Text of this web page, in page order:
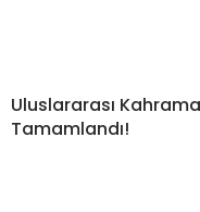
Uluslararası
Tamamlandı!